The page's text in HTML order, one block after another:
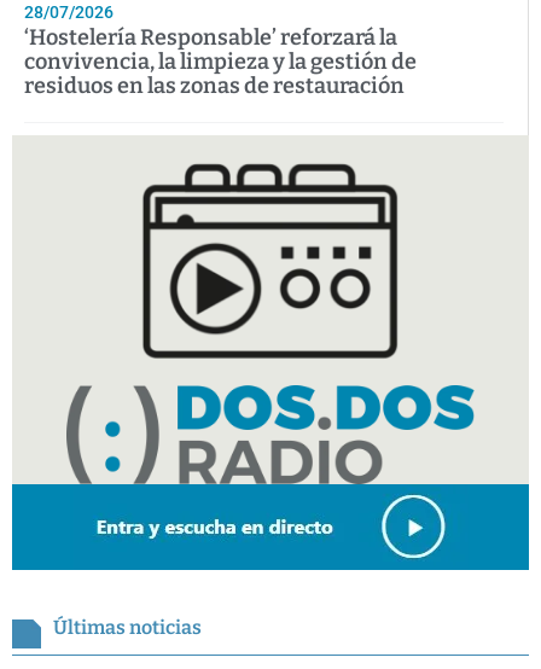
28/07/2026
‘Hostelería Responsable’ reforzará la
convivencia, la limpieza y la gestión de
residuos en las zonas de restauración
Últimas noticias